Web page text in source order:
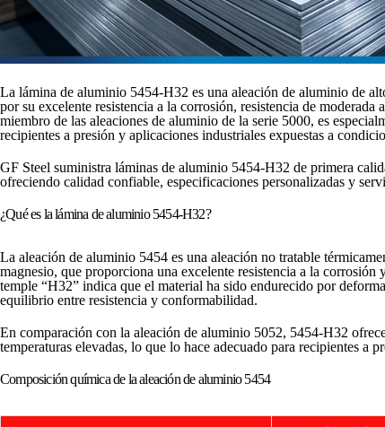
La lámina de aluminio 5454-H32 es una aleación de aluminio de
por su excelente resistencia a la corrosión, resistencia de
miembro de las aleaciones de aluminio de la serie 5000, es
recipientes a presión y aplicaciones industriales expuestas a
GF Steel suministra láminas de aluminio 5454-H32 de primera
ofreciendo calidad confiable, especificaciones personalizadas y
¿Qué es la lámina de aluminio 5454-H32?
La aleación de aluminio 5454 es una aleación no tratable
magnesio, que proporciona una excelente resistencia a la corrosión
temple “H32” indica que el material ha sido endurecido por
equilibrio entre resistencia y conformabilidad.
En comparación con la aleación de aluminio 5052, 5454-H32
temperaturas elevadas, lo que lo hace adecuado para recipientes a
Composición química de la aleación de aluminio 5454